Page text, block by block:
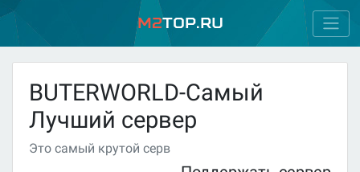
M2Top.ru
BUTERWORLD-Самый
Лучший сервер
Это самый крутой серв